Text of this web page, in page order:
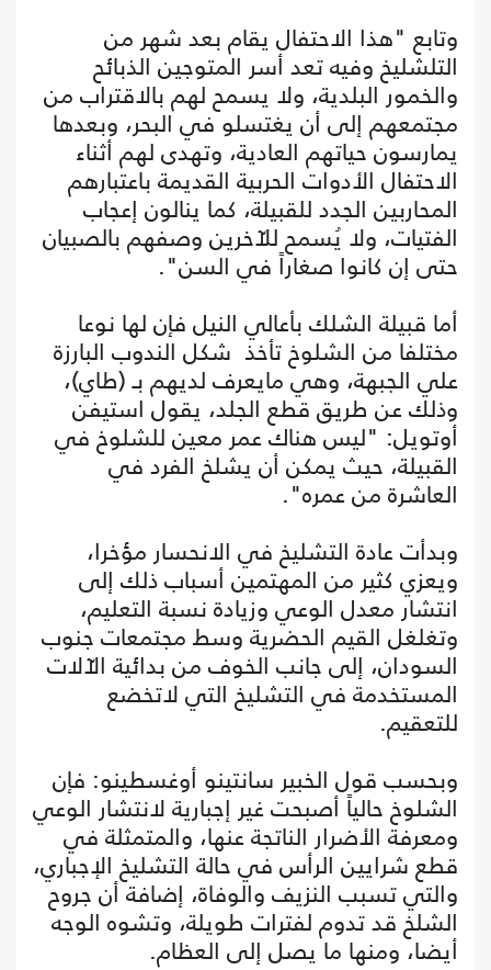
وتابع "هذا الاحتفال يقام بعد شهر من
التلشليخ وفيه تعد أسر المتوجين الذبائح
والخمور البلدية، ولا يسمح لهم بالاقتراب من
مجتمعهم إلى أن يغتسلو في البحر، وبعدها
يمارسون حياتهم العادية، وتهدى لهم أثناء
الاحتفال الأدوات الحربية القديمة باعتبارهم
المحاربين الجدد للقبيلة، كما ينالون إعجاب
الفتيات، ولا يُسمح للآخرين وصفهم بالصبيان
حتى إن كانوا صغاراً في السن".
أما قبيلة الشلك بأعالي النيل فإن لها نوعا
مختلفا من الشلوخ تأخذ شكل الندوب البارزة
علي الجبهة، وهي مايعرف لديهم بـ (طاي)،
وذلك عن طريق قطع الجلد، يقول استيفن
أوتويل: "ليس هناك عمر معين للشلوخ في
القبيلة، حيث يمكن أن يشلخ الفرد في
العاشرة من عمره".
وبدأت عادة التشليخ في الانحسار مؤخرا،
ويعزي كثير من المهتمين أسباب ذلك إلى
انتشار معدل الوعي وزيادة نسبة التعليم،
وتغلغل القيم الحضرية وسط مجتمعات جنوب
السودان، إلى جانب الخوف من بدائية الآلات
المستخدمة في التشليخ التي لاتخضع
للتعقيم.
وبحسب قول الخبير سانتينو أوغسطينو: فإن
الشلوخ حالياً أصبحت غير إجبارية لانتشار الوعي
ومعرفة الأضرار الناتجة عنها، والمتمثلة في
قطع شرايين الرأس في حالة التشليخ الإجباري،
والتي تسبب النزيف والوفاة، إضافة أن جروح
الشلخ قد تدوم لفترات طويلة، وتشوه الوجه
أيضا، ومنها ما يصل إلى العظام.